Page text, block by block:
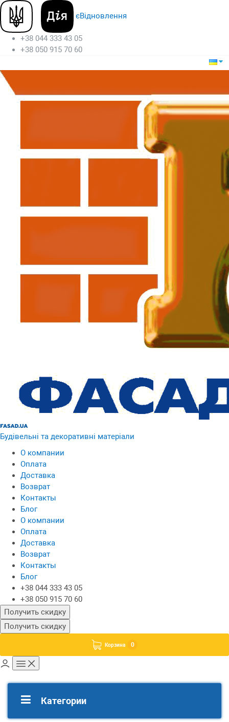
єВідновлення
+38 044 333 43 05
+38 050 915 70 60
Будівельні та декоративні матеріали
О компании
Оплата
Доставка
Возврат
Контакты
Блог
О компании
Оплата
Доставка
Возврат
Контакты
Блог
+38 044 333 43 05
+38 050 915 70 60
Получить скидку
Получить скидку
Корзина 0
Категории